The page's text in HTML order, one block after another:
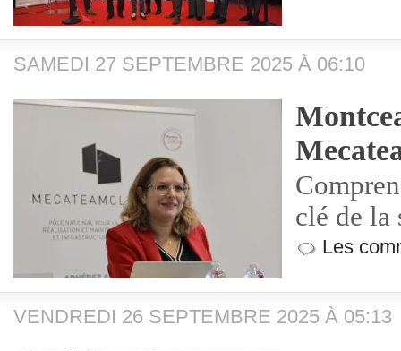
SAMEDI 27 SEPTEMBRE 2025 À 06:10
clé de la
Les
VENDREDI 26 SEPTEMBRE 2025 À 05:13